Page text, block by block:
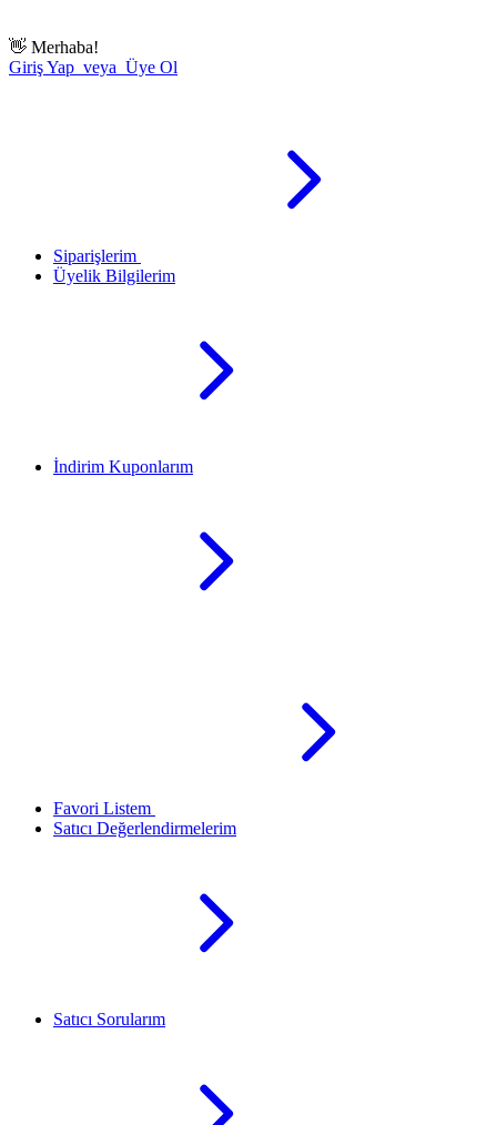
👋 Merhaba!
Giriş Yap veya Üye Ol
Siparişlerim
Üyelik Bilgilerim
İndirim Kuponlarım
Favori Listem
Satıcı Değerlendirmelerim
Satıcı Sorularım